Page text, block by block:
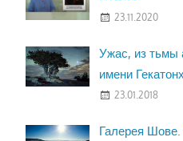
23.11.2020
Ужас, из тьмы
имени
23.01.2018
Галерея